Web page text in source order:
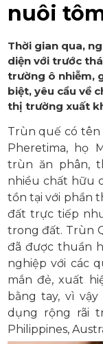
nuôi
Thời gian qua,
diện với trước
trường ô nhiễm,
biệt, yêu cầu về
thị trường xuất
Trùn quế có tên
Pheretima, họ
trùn ăn phân,
nhiều chất hữu
tồn tại với phần
đất trực tiếp
trong đất. Trùn
đã được thuần
nghiệp với các
mắn đẻ, xuất
bằng tay, vì
dụng rộng rãi
Philippines,